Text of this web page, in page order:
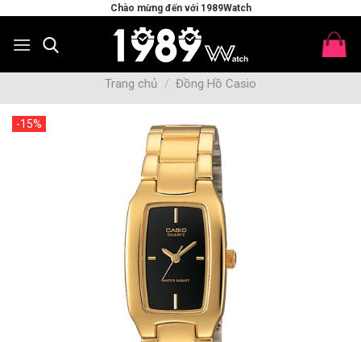
content
Chào mừng đến với 1989Watch
Trang chủ / Đồng Hồ Casio
-15%